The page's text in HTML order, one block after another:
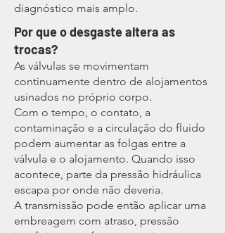
diagnóstico mais amplo.
​Por que o desgaste altera as
trocas?
As válvulas se movimentam
continuamente dentro de alojamentos
usinados no próprio corpo.
Com o tempo, o contato, a
contaminação e a circulação do fluido
podem aumentar as folgas entre a
válvula e o alojamento. Quando isso
acontece, parte da pressão hidráulica
escapa por onde não deveria.
A transmissão pode então aplicar uma
embreagem com atraso, pressão